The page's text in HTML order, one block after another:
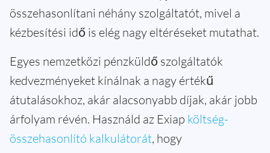
összehasonlítani néhány szolgáltatót, mivel a
kézbesítési idő is elég nagy eltéréseket mutathat.
Egyes nemzetközi pénzküldő szolgáltatók
kedvezményeket kínálnak a nagy értékű
átutalásokhoz, akár alacsonyabb díjak, akár jobb
árfolyam révén. Használd az Exiap költség-
összehasonlító kalkulátorát, hogy